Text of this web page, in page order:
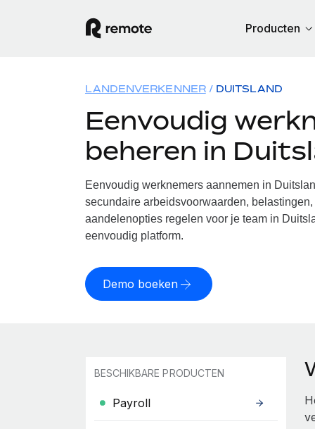
Producten
LANDENVERKENNER DUITSLAND
Eenvoudig
beheren in
Eenvoudig werknemers aannemen in
secundaire arbeidsvoorwaarden,
aandelenopties regelen voor je team in
eenvoudig platform.
Demo boeken
BESCHIKBARE PRODUCTEN
Payroll